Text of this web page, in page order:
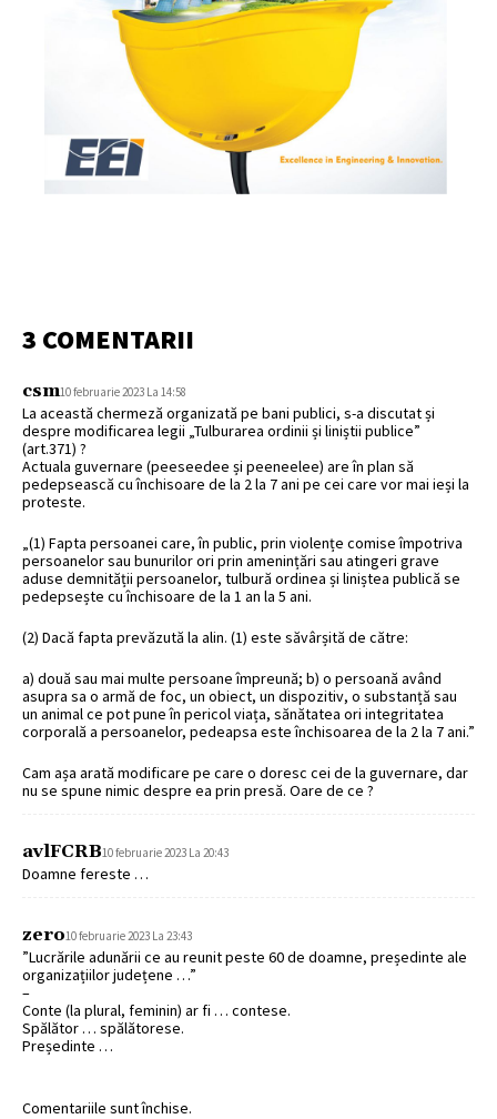
3 COMENTARII
csm10 februarie 2023 La 14:58
La această chermeză organizată pe bani publici, s-a discutat și
despre modificarea legii „Tulburarea ordinii și liniștii publice”
(art.371) ?
Actuala guvernare (peeseedee și peeneelee) are în plan să
pedepsească cu închisoare de la 2 la 7 ani pe cei care vor mai ieși la
proteste.
„(1) Fapta persoanei care, în public, prin violențe comise împotriva
persoanelor sau bunurilor ori prin amenințări sau atingeri grave
aduse demnității persoanelor, tulbură ordinea și liniștea publică se
pedepsește cu închisoare de la 1 an la 5 ani.
(2) Dacă fapta prevăzută la alin. (1) este săvârșită de către:
a) două sau mai multe persoane împreună; b) o persoană având
asupra sa o armă de foc, un obiect, un dispozitiv, o substanță sau
un animal ce pot pune în pericol viața, sănătatea ori integritatea
corporală a persoanelor, pedeapsa este închisoarea de la 2 la 7 ani.”
Cam așa arată modificare pe care o doresc cei de la guvernare, dar
nu se spune nimic despre ea prin presă. Oare de ce ?
avlFCRB10 februarie 2023 La 20:43
Doamne fereste …
zero10 februarie 2023 La 23:43
”Lucrările adunării ce au reunit peste 60 de doamne, președinte ale
organizațiilor județene …”
–
Conte (la plural, feminin) ar fi … contese.
Spălător … spălătorese.
Președinte …
Comentariile sunt închise.